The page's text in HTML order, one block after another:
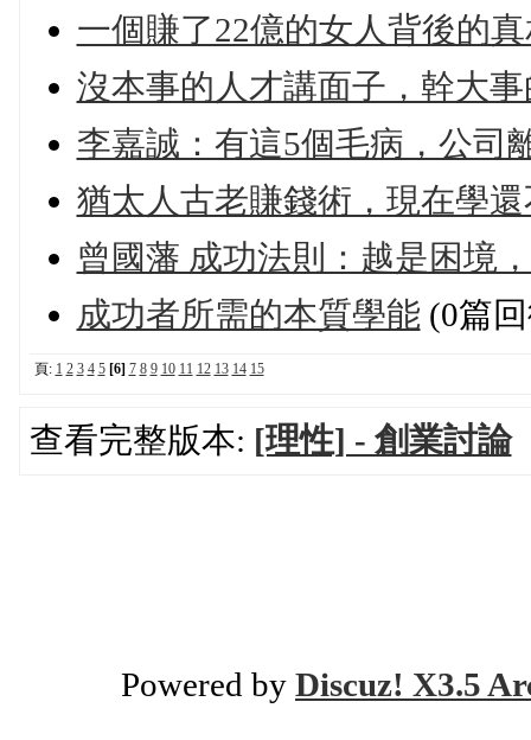
一個賺了22億的女人背後的
沒本事的人才講面子，幹大
李嘉誠：有這5個毛病，公司
猶太人古老賺錢術，現在學
曾國藩 成功法則：越是困境
成功者所需的本質學能(0篇
頁: 1 2 3 4 5 [6] 7 8 9 10 11 12 13 14 15
查看完整版本: [理性] - 創業討論
Powered by Discuz! X3.5